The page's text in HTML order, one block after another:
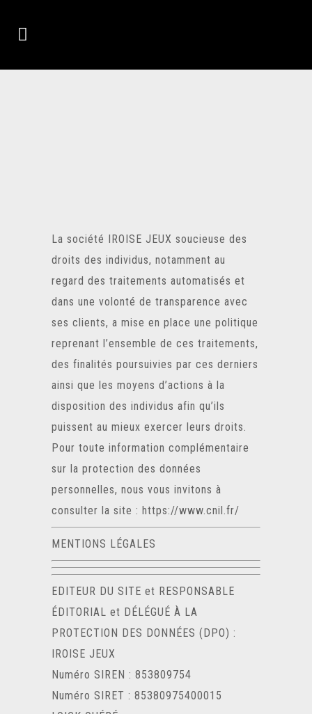
La société IROISE JEUX soucieuse des
droits des individus, notamment au
regard des traitements automatisés et
dans une volonté de transparence avec
ses clients, a mise en place une politique
reprenant l’ensemble de ces traitements,
des finalités poursuivies par ces derniers
ainsi que les moyens d’actions à la
disposition des individus afin qu’ils
puissent au mieux exercer leurs droits.
Pour toute information complémentaire
sur la protection des données
personnelles, nous vous invitons à
consulter la site : https://www.cnil.fr/
MENTIONS LÉGALES
EDITEUR DU SITE et RESPONSABLE
ÉDITORIAL et DÉLÉGUÉ À LA
PROTECTION DES DONNÉES (DPO) :
IROISE JEUX
Numéro SIREN : 853809754
Numéro SIRET : 85380975400015